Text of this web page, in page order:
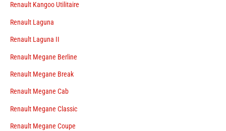
Renault Kangoo Utilitaire
Renault Laguna
Renault Laguna II
Renault Megane Berline
Renault Megane Break
Renault Megane Cab
Renault Megane Classic
Renault Megane Coupe